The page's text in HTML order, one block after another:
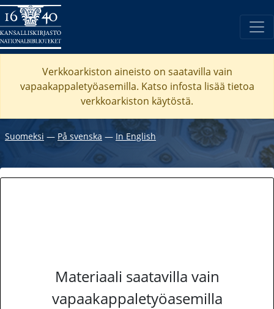
Verkkoarkiston aineisto on saatavilla vain
vapaakappaletyöasemilla. Katso infosta lisää tietoa
verkkoarkiston käytöstä.
Suomeksi ― På svenska ― In English
Materiaali saatavilla vain
vapaakappaletyöasemilla